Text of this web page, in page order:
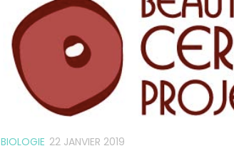
BIOLOGIE 22 JANVIER 2019